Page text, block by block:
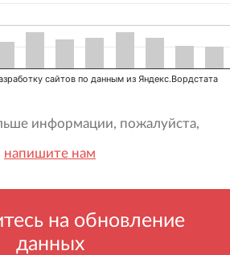
сайтов по данным из Яндекс.Вордстата
информации, пожалуйста,
напишите нам
на обновление
данных